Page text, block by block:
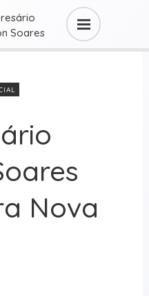
Soares
...
Nova